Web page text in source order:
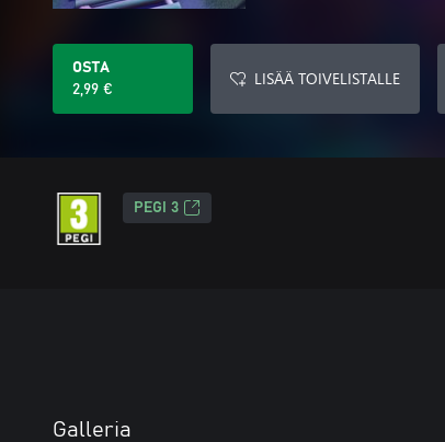
OSTA
2,99 €
LISÄÄ TOIVELISTALLE
PEGI 3
Galleria